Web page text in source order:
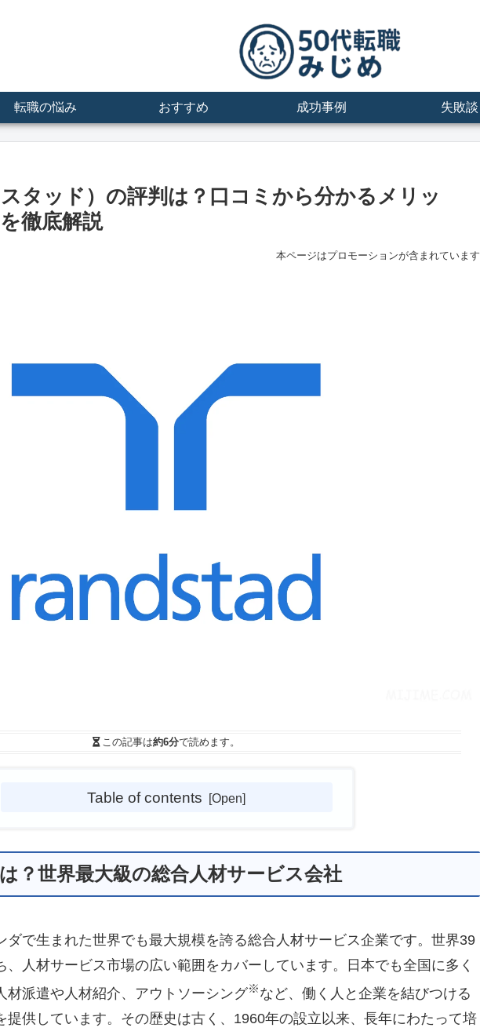
転職の悩み おすすめ 成功事例 失敗談
タッド）の評判は？口コミから分かるメリッ
徹底解説
本ページはプロモーションが含まれています
この記事は約6分で読めます。
Table of contents
？世界最大級の総合人材サービス会社
ダで生まれた世界でも最大規模を誇る総合人材サービス企業です。世界39
、人材サービス市場の広い範囲をカバーしています。日本でも全国に多く
材派遣や人材紹介、アウトソーシング※など、働く人と企業を結びつける
提供しています。その歴史は古く、1960年の設立以来、長年にわたって培